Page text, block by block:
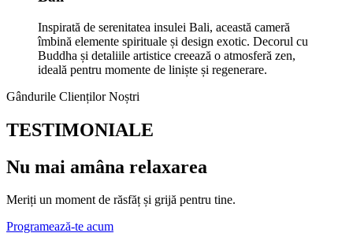
Inspirată de serenitatea insulei Bali, această cameră
îmbină elemente spirituale și design exotic. Decorul cu
Buddha și detaliile artistice creează o atmosferă zen,
ideală pentru momente de liniște și regenerare.
Gândurile Clienților Noștri
TESTIMONIALE
Nu mai amâna relaxarea
Meriți un moment de răsfăț și grijă pentru tine.
Programează-te acum